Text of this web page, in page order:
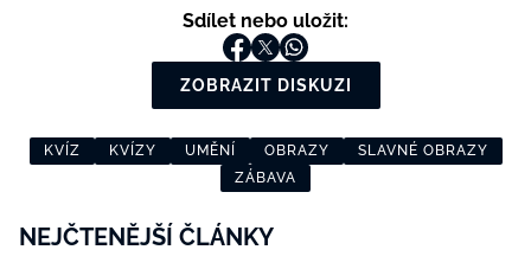
Sdílet nebo uložit:
ZOBRAZIT DISKUZI
KVÍZ KVÍZY UMĚNÍ OBRAZY
SLAVNÉ OBRAZY
ZÁBAVA
NEJČTENĚJŠÍ ČLÁNKY